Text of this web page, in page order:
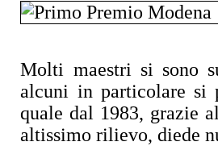
Molti maestri si sono
alcuni in particolare si
quale dal 1983, grazie
altissimo rilievo, diede